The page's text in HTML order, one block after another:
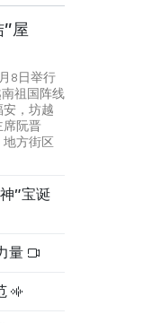
屋
8日举行
祖国阵线
，坊越
阮晋
方街区
”宝诞
量